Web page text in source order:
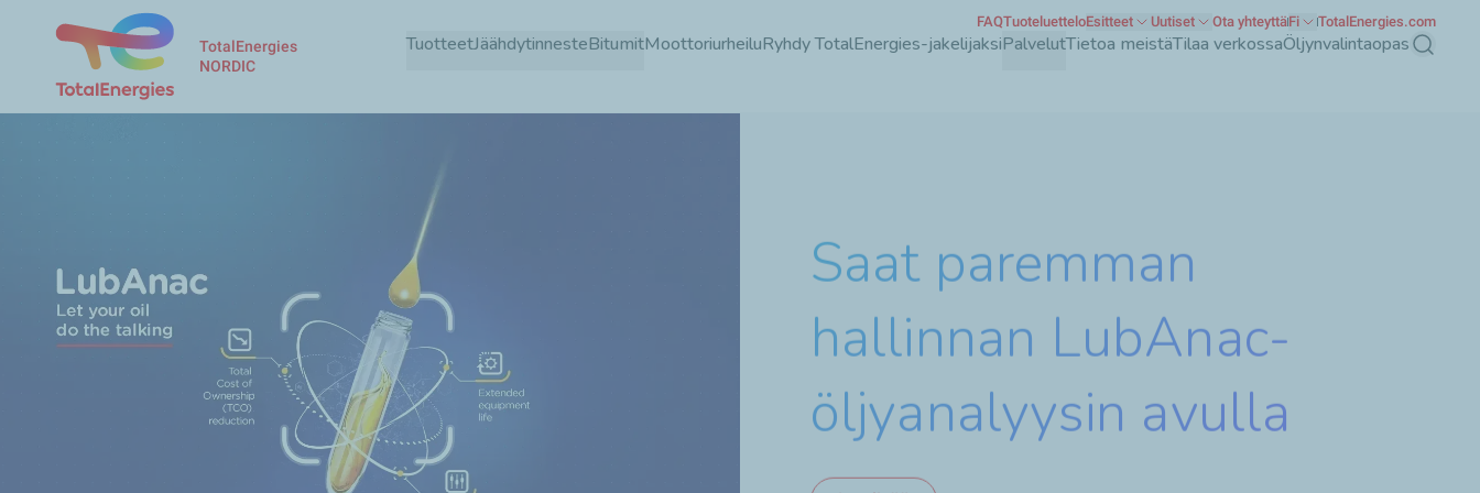
Hyppää
pääsisältöön
TotalEnergies
NORDIC
TuotteetJäähdytinnesteBitumitMoottoriurheiluRyhdy TotalEnergies-jakelijaksiPalvelutTietoa meistäTilaa verkossaÖljynvalintaopas Haku
FAQTuoteluetteloEsitteet Uutiset Ota yhteyttäFi TotalEnergies.com